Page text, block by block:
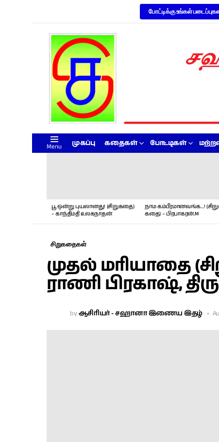
போட்டிக்கு உங்கள்
Menu முகப்பு கதைகள் போட்டிகள்
பூ ஒன்று புயலானது! (சிறுகதை)
– காந்திமதி உலகநாதன்
நாம கம்பீரமானவங்க…!
கதை) – பிரபாகரன்.M
சிறுகதைகள்
முதல் மரியாதை
ராணி பிரகாஷ்,
byஆசிரியர் - சஹானா இணைய இதழ்